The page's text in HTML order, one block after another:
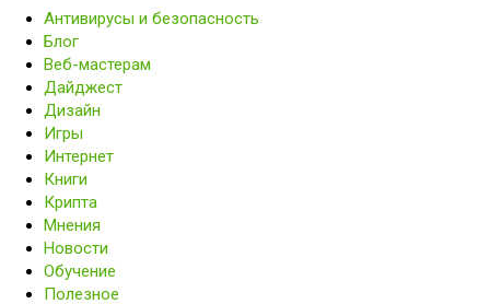
Антивирусы и безопасность
Блог
Веб-мастерам
Дайджест
Дизайн
Игры
Интернет
Книги
Крипта
Мнения
Новости
Обучение
Полезное